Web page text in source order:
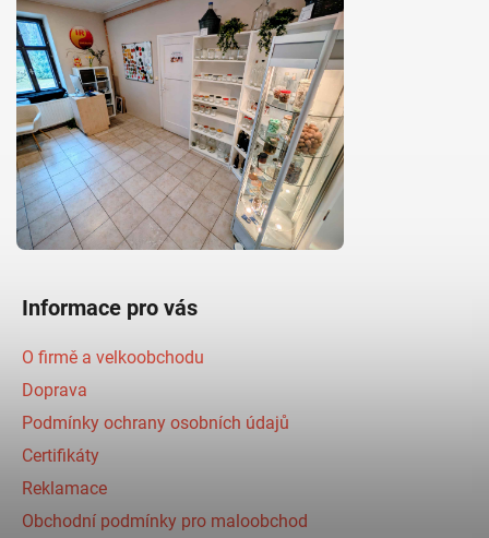
Informace pro vás
O firmě a velkoobchodu
Doprava
Podmínky ochrany osobních údajů
Certifikáty
Reklamace
Obchodní podmínky pro maloobchod